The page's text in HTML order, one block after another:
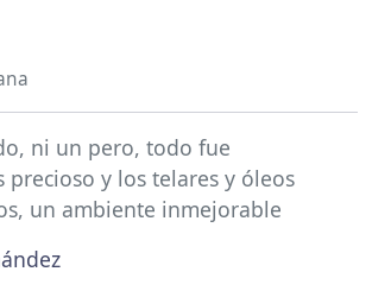
ni un pero, todo fue
precioso y los telares y óleos
un ambiente inmejorable